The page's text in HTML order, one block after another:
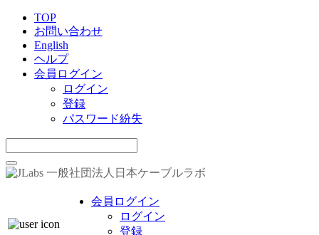
TOP
お問い合わせ
English
ヘルプ
会員ログイン
ログイン
登録
パスワード紛失
一般社団法人日本ケーブルラボ
会員ログイン
ログイン
登録